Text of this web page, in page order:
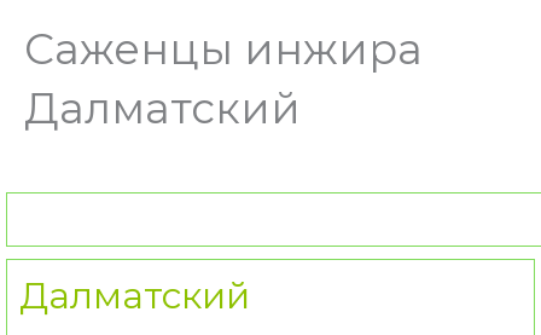
Саженцы инжира
Далматский
Далматский